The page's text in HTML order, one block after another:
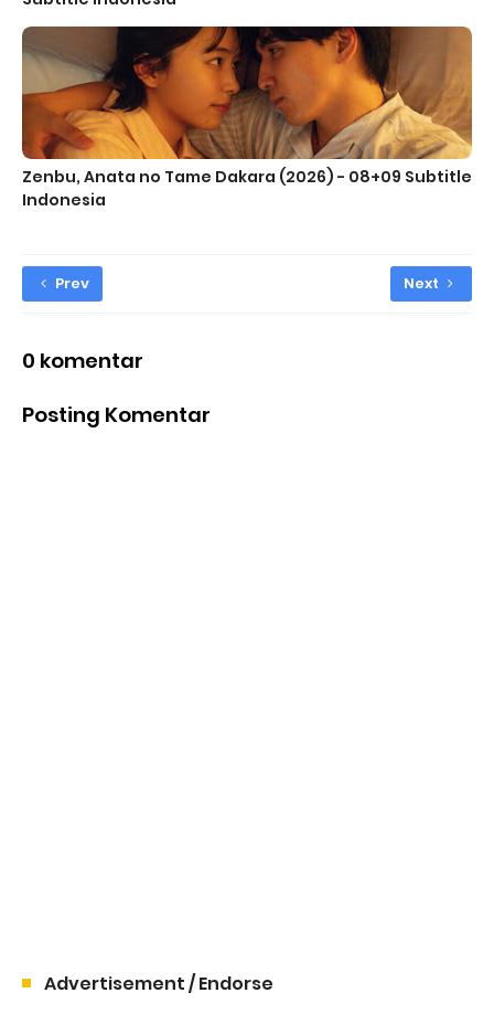
Zenbu, Anata no Tame Dakara (2026) - 08+09 Subtitle
Indonesia
Prev Next
0 komentar
Posting Komentar
Advertisement / Endorse